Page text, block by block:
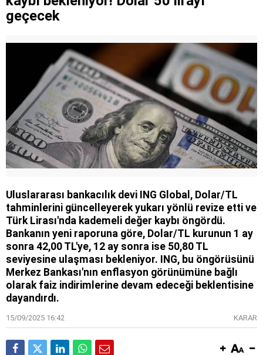
geçecek
Uluslararası bankacılık devi ING Global, Dolar/TL
tahminlerini güncelleyerek yukarı yönlü revize etti ve
Türk Lirası'nda kademeli değer kaybı öngördü.
Bankanın yeni raporuna göre, Dolar/TL kurunun 1 ay
sonra 42,00 TL'ye, 12 ay sonra ise 50,80 TL
seviyesine ulaşması bekleniyor. ING, bu öngörüsünü
Merkez Bankası'nın enflasyon görünümüne bağlı
olarak faiz indirimlerine devam edeceği beklentisine
dayandırdı.
15/09/2025 16:42 KARAR